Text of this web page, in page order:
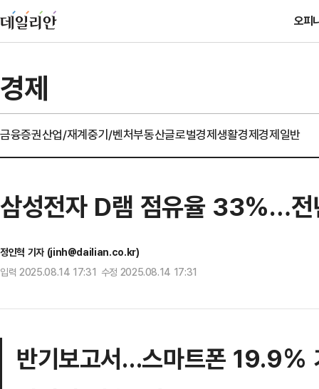
오피
경제
금융증권산업/재계중기/벤처부동산글로벌경제생활경제경제일반
삼성전자 D램 점유율 33%…
정인혁 기자 (jinh@dailian.co.kr)
입력 2025.08.14 17:31 수정 2025.08.14 17:31
반기보고서…스마트폰 19.9%